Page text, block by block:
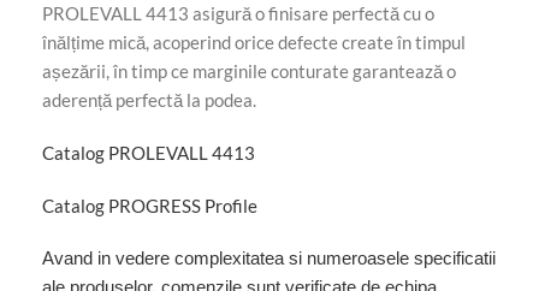
PROLEVALL 4413 asigură o finisare perfectă cu o
înălțime mică, acoperind orice defecte create în timpul
așezării, în timp ce marginile conturate garantează o
aderență perfectă la podea.
Catalog PROLEVALL 4413
Catalog PROGRESS Profile
Avand in vedere complexitatea si numeroasele specificatii
ale produselor, comenzile sunt verificate de echipa